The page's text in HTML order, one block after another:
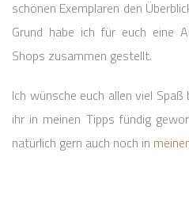
schönen Exemplaren den
Grund habe ich für euch eine
Shops zusammen gestellt.
Ich wünsche euch allen viel
ihr in meinen Tipps fündig
natürlich gern auch noch in